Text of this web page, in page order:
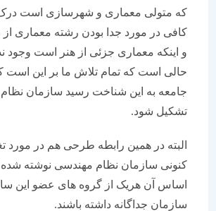
که متولی معماری و شهرسازی است درک و
کافی در مورد جدا بودن رشته معماری از
و اینکه معماری جزئی از هنر است وجود نداشت؛
حالی است که تمام تلاش ما بر این است که تا
جامعه به این شناخت رسید سازمان نظام
تشکیل شود.
البته در همین رابطه طرحی هم در مورد تغییر
کنونی سازمان نظام مهندسی نوشته شده است
اساس آن هریک از گروه های عضو این سازمان
سازمان جداگانه داشته باشند.